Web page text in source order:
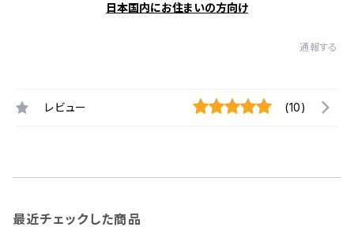
日本国内にお住まいの方向け
通報する
レビュー (10)
最近チェックした商品